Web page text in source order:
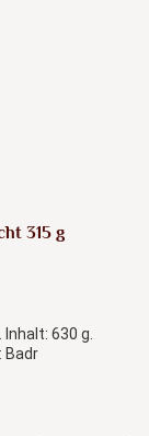
315 g
630 g.
Badr